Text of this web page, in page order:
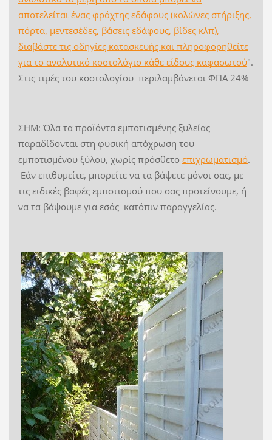
αποτελείται ένας φράχτης εδάφους (κολώνες στήριξης,
πόρτα, μεντεσέδες, βάσεις εδάφους, βίδες κλπ),
διαβάστε τις οδηγίες κατασκευής και πληροφορηθείτε
για το αναλυτικό κοστολόγιο κάθε είδους καφασωτού".
Στις τιμές του κοστολογίου περιλαμβάνεται ΦΠΑ 24%
ΣΗΜ: Όλα τα προϊόντα εμποτισμένης ξυλείας
παραδίδονται στη φυσική απόχρωση του
εμποτισμένου ξύλου, χωρίς πρόσθετο επιχρωματισμό.
Εάν επιθυμείτε, μπορείτε να τα βάψετε μόνοι σας, με
τις ειδικές βαφές εμποτισμού που σας προτείνουμε, ή
να τα βάψουμε για εσάς κατόπιν παραγγελίας.